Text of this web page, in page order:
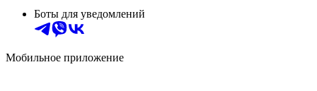
Боты для уведомлений
Мобильное приложение